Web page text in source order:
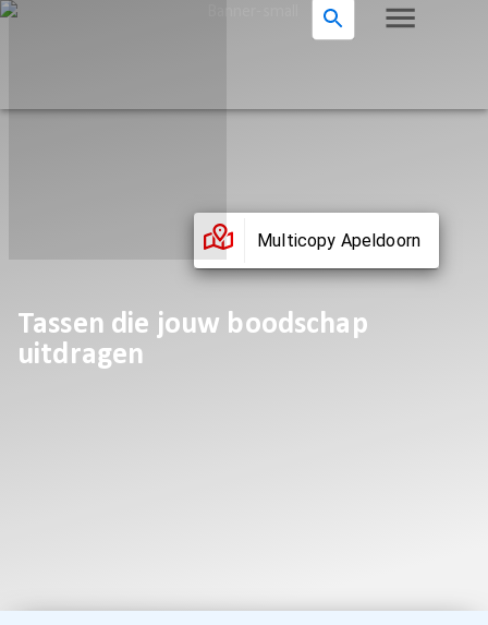
Multicopy Apeldoorn
Tassen die jouw boodschap
uitdragen